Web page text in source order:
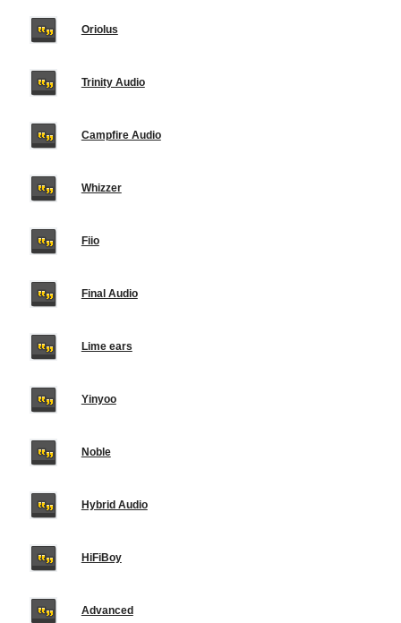
Oriolus
Trinity Audio
Campfire Audio
Whizzer
Fiio
Final Audio
Lime ears
Yinyoo
Noble
Hybrid Audio
HiFiBoy
Advanced